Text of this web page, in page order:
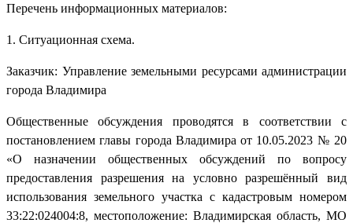
Перечень информационных материалов:
1. Ситуационная схема.
Заказчик: Управление земельными ресурсами администрации
города Владимира
Общественные обсуждения проводятся в соответствии с
постановлением главы города Владимира от 10.05.2023 № 20
«О назначении общественных обсуждений по вопросу
предоставления разрешения на условно разрешённый вид
использования земельного участка с кадастровым номером
33:22:024004:8, местоположение: Владимирская область, МО